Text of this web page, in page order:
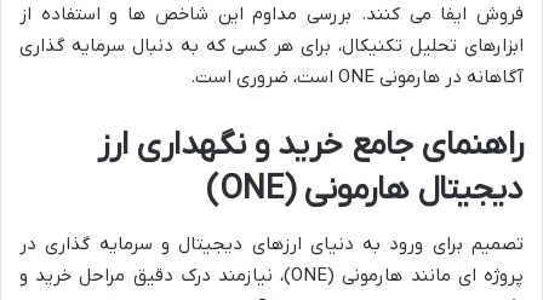
فروش ایفا می کنند. بررسی مداوم این شاخص ها و استفاده از
ابزارهای تحلیل تکنیکال، برای هر کسی که به دنبال سرمایه گذاری
آگاهانه در هارمونی ONE است، ضروری است.
راهنمای جامع خرید و نگهداری ارز
دیجیتال هارمونی (ONE)
تصمیم برای ورود به دنیای ارزهای دیجیتال و سرمایه گذاری در
پروژه ای مانند هارمونی (ONE)، نیازمند درک دقیق مراحل خرید و